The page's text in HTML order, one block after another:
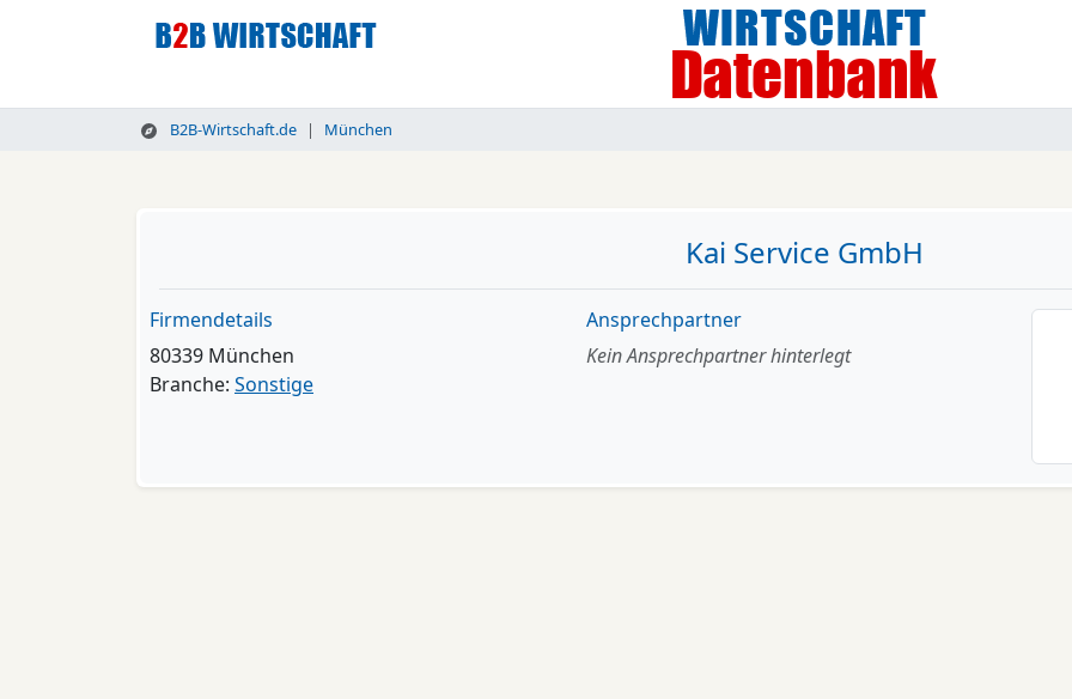
B2B-Wirtschaft.de München
Kai Service GmbH
Firmendetails
80339 München
Branche: Sonstige
Ansprechpartner
Kein Ansprechpartner hinterlegt